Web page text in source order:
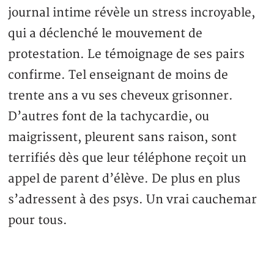
journal intime révèle un stress incroyable,
qui a déclenché le mouvement de
protestation. Le témoignage de ses pairs
confirme. Tel enseignant de moins de
trente ans a vu ses cheveux grisonner.
D’autres font de la tachycardie, ou
maigrissent, pleurent sans raison, sont
terrifiés dès que leur téléphone reçoit un
appel de parent d’élève. De plus en plus
s’adressent à des psys. Un vrai cauchemar
pour tous.